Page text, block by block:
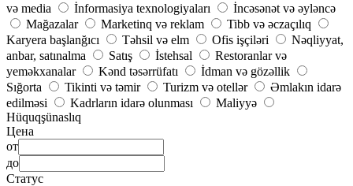
və media
İnformasiya texnologiyaları
İncəsənət və əyləncə
Mağazalar
Marketinq və reklam
Tibb və əczaçılıq
Karyera başlanğıcı
Təhsil və elm Ofis işçiləri
Nəqliyyat,
anbar, satınalma
Satış İstehsal
Restoranlar və
yeməkxanalar
Kənd təsərrüfatı
İdman və gözəllik
Sığorta
Tikinti və təmir Turizm və otellər
Əmlakın idarə
edilməsi
Kadrların idarə olunması
Maliyyə
Hüquqşünaslıq
Цена
от
до
Статус